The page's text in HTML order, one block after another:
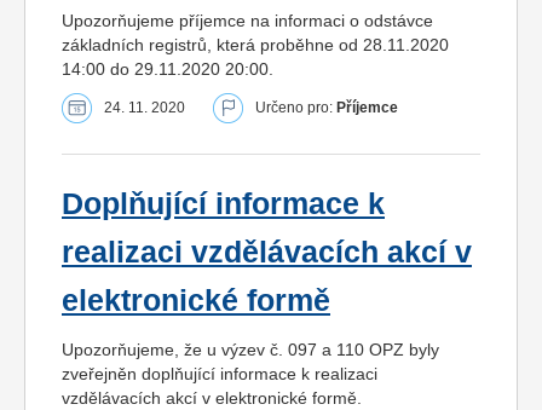
Upozorňujeme příjemce na informaci o odstávce
základních registrů, která proběhne od 28.11.2020
14:00 do 29.11.2020 20:00.
24. 11. 2020 Určeno pro: Příjemce
Doplňující informace k
realizaci vzdělávacích akcí v
elektronické formě
Upozorňujeme, že u výzev č. 097 a 110 OPZ byly
zveřejněn doplňující informace k realizaci
vzdělávacích akcí v elektronické formě.